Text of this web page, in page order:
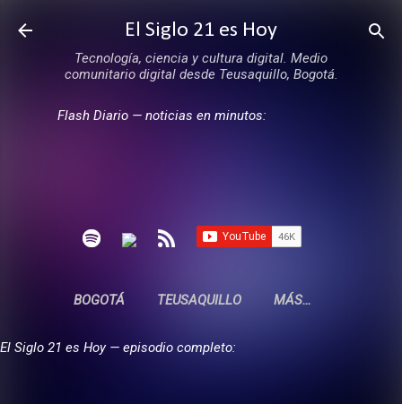
Ir al contenido principal
El Siglo 21 es Hoy
Tecnología, ciencia y cultura digital. Medio
comunitario digital desde Teusaquillo, Bogotá.
Flash Diario — noticias en minutos:
BOGOTÁ TEUSAQUILLO MÁS…
El Siglo 21 es Hoy — episodio completo: